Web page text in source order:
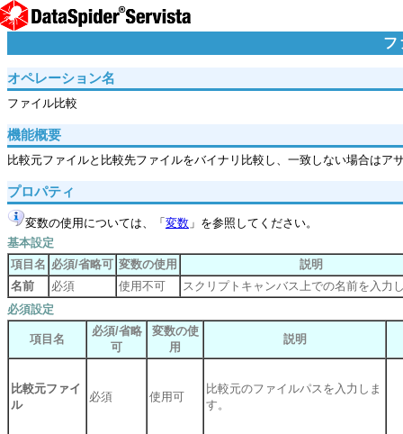
フ
オペレーション名
ファイル比較
機能概要
比較元ファイルと比較先ファイルをバイナリ比較し、一致しない場合はア
プロパティ
変数の使用については、「 変数 」を参照してください。
基本設定
項目名 必須/省略可 変数の使用
説明
名前
必須 使用不可
スクリプトキャンバス上での名前を入力
必須設定
項目名
必須/省略
可
変数の使
用
説明
比較元ファイ
ル
必須 使用可
比較元のファイルパスを入力しま
す。